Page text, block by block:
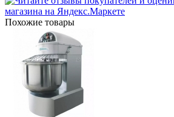
Похожие товары